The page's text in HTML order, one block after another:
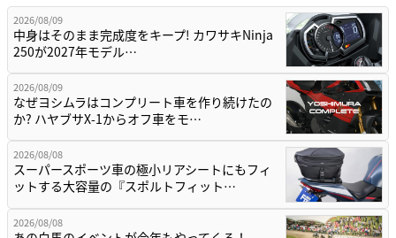
2026/08/09
中身はそのまま完成度をキープ! カワサキNinja
250が2027年モデル…
2026/08/09
なぜヨシムラはコンプリート車を作り続けたの
か? ハヤブサX-1からオフ車をモ…
2026/08/08
スーパースポーツ車の極小リアシートにもフィ
ットする大容量の『スポルトフィット…
2026/08/08